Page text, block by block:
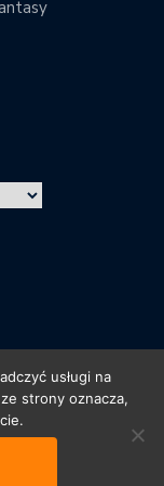
usługi na
strony oznacza,